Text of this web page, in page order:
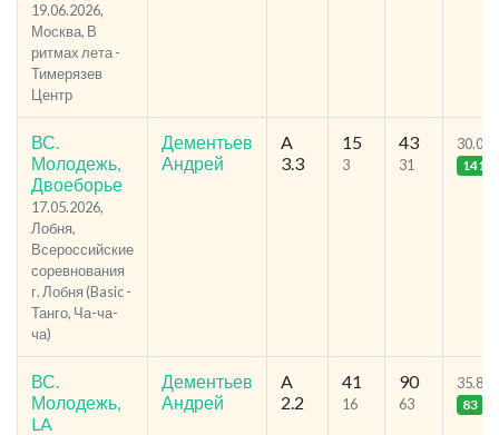
19.06.2026,
Москва, В
ритмах лета -
Тимерязев
Центр
ВС.
Молодежь,
Двоеборье
17.05.2026,
Лобня,
Всероссийские
соревнования
г. Лобня (Basic -
Танго, Ча-ча-
ча)
Дементьев
Андрей
A
3.3
15
3
43
31
30.02
141
ВС.
Молодежь,
LA
Дементьев
Андрей
A
2.2
41
16
90
63
35.82
83